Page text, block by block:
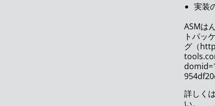
アドバンストパッケージングに向けたプロセスの
シンガポールのASMPTイノベーションセンターが
インテリジェントなソフトウェアガイダンスと作
実装
ASMは
トパッ
グ（
詳しく
い。